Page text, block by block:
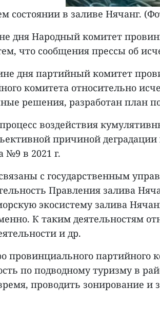
состоянии в заливе Нячанг.
дня Народный комитет
что сообщения прессы об
дня партийный комитет
комитета относительно
решения, разработан план
воздействия
причиной
№9 в 2021 г.
с государственным
Правления залива
экосистему залива
К таким деятельностям
и др.
провинциального
по подводному туризму в
проводить зонирование